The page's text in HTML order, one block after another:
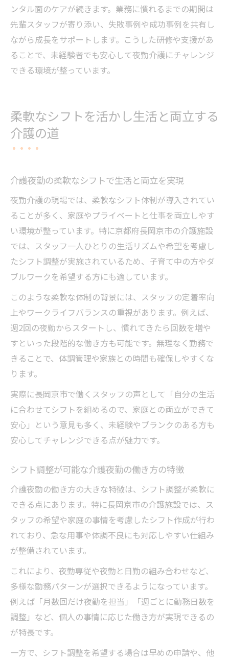
ンタル面のケアが続きます。業務に慣れるまでの期間は
先輩スタッフが寄り添い、失敗事例や成功事例を共有し
ながら成長をサポートします。こうした研修や支援があ
ることで、未経験者でも安心して夜勤介護にチャレンジ
できる環境が整っています。
柔軟なシフトを活かし生活と両立する
介護の道
介護夜勤の柔軟なシフトで生活と両立を実現
夜勤介護の現場では、柔軟なシフト体制が導入されてい
ることが多く、家庭やプライベートと仕事を両立しやす
い環境が整っています。特に京都府長岡京市の介護施設
では、スタッフ一人ひとりの生活リズムや希望を考慮し
たシフト調整が実施されているため、子育て中の方やダ
ブルワークを希望する方にも適しています。
このような柔軟な体制の背景には、スタッフの定着率向
上やワークライフバランスの重視があります。例えば、
週2回の夜勤からスタートし、慣れてきたら回数を増や
すといった段階的な働き方も可能です。無理なく勤務で
きることで、体調管理や家族との時間も確保しやすくな
ります。
実際に長岡京市で働くスタッフの声として「自分の生活
に合わせてシフトを組めるので、家庭との両立ができて
安心」という意見も多く、未経験やブランクのある方も
安心してチャレンジできる点が魅力です。
シフト調整が可能な介護夜勤の働き方の特徴
介護夜勤の働き方の大きな特徴は、シフト調整が柔軟に
できる点にあります。特に長岡京市の介護施設では、ス
タッフの希望や家庭の事情を考慮したシフト作成が行わ
れており、急な用事や体調不良にも対応しやすい仕組み
が整備されています。
これにより、夜勤専従や夜勤と日勤の組み合わせなど、
多様な勤務パターンが選択できるようになっています。
例えば「月数回だけ夜勤を担当」「週ごとに勤務日数を
調整」など、個人の事情に応じた働き方が実現できるの
が特長です。
一方で、シフト調整を希望する場合は早めの申請や、他